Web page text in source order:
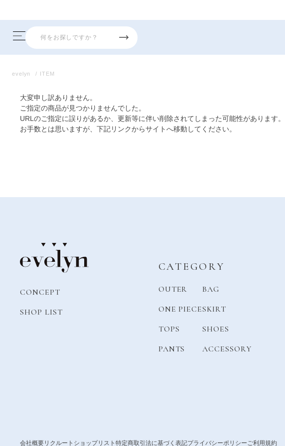
evelyn ITEM
大変申し訳ありません。
ご指定の商品が見つかりませんでした。
URLのご指定に誤りがあるか、更新等に伴い削除されてしまった可能性があります。
お手数とは思いますが、下記リンクからサイトへ移動してください。
CONCEPT
SHOP LIST
CATEGORY
OUTER
ONE PIECE
TOPS
PANTS
BAG
SKIRT
SHOES
ACCESSORY
会社概要 リクルート ショップリスト 特定商取引法に基づく表記プライバシーポリシーご利用規約